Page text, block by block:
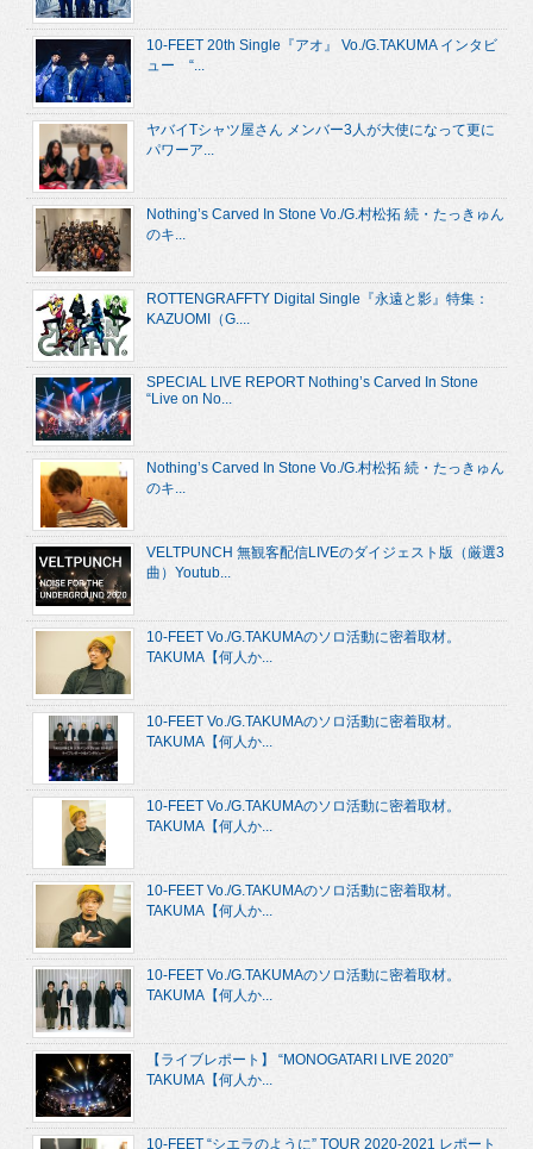
10-FEET 20th Single『アオ』 Vo./G.TAKUMA インタビ
ュー “...
ヤバイTシャツ屋さん メンバー3人が大使になって更に
パワーア...
Nothing’s Carved In Stone Vo./G.村松拓 続・たっきゅん
のキ...
ROTTENGRAFFTY Digital Single『永遠と影』特集：
KAZUOMI（G....
SPECIAL LIVE REPORT Nothing’s Carved In Stone
“Live on No...
Nothing’s Carved In Stone Vo./G.村松拓 続・たっきゅん
のキ...
VELTPUNCH 無観客配信LIVEのダイジェスト版（厳選3
曲）Youtub...
10-FEET Vo./G.TAKUMAのソロ活動に密着取材。
TAKUMA【何人か...
10-FEET Vo./G.TAKUMAのソロ活動に密着取材。
TAKUMA【何人か...
10-FEET Vo./G.TAKUMAのソロ活動に密着取材。
TAKUMA【何人か...
10-FEET Vo./G.TAKUMAのソロ活動に密着取材。
TAKUMA【何人か...
10-FEET Vo./G.TAKUMAのソロ活動に密着取材。
TAKUMA【何人か...
【ライブレポート】 “MONOGATARI LIVE 2020”
TAKUMA【何人か...
10-FEET “シエラのように” TOUR 2020-2021 レポート